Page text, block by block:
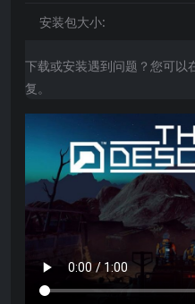
安装包大小:
下载或安装遇到问题？您可以
复。